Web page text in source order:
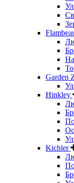
Garden
Hinkley
Kichler